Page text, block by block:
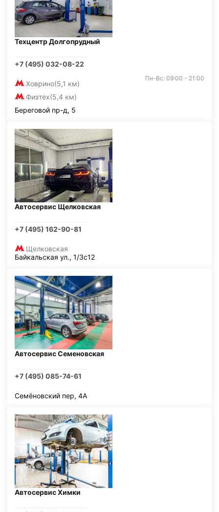
Техцентр Долгопрудный
+7 (495) 032-08-22
Ховрино(5,1 км)
Физтех(5,4 км)
Пн-Вс: 09:00 - 21:00
Береговой пр-д, 5
Автосервис Щелковская
+7 (495) 162-90-81
Щелковская
Байкальская ул., 1/3с12
Автосервис Семеновская
+7 (495) 085-74-61
Семёновский пер, 4А
Автосервис Химки